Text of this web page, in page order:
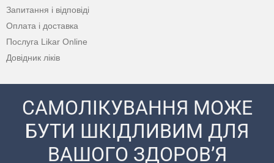
Запитання і відповіді
Оплата і доставка
Послуга Likar Online
Довідник ліків
САМОЛІКУВАННЯ МОЖЕ
БУТИ ШКІДЛИВИМ ДЛЯ
ВАШОГО ЗДОРОВ’Я